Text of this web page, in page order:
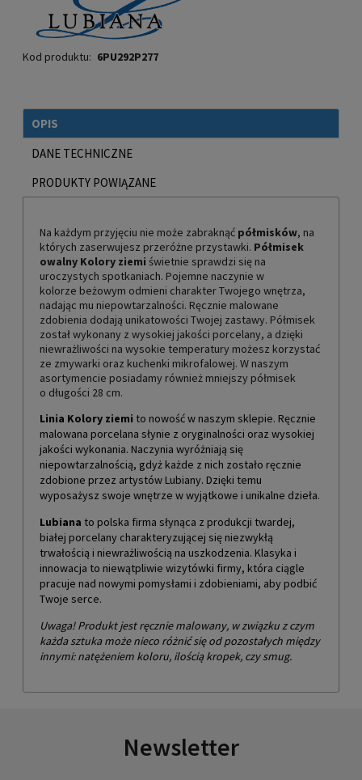
Kod produktu: 6PU292P277
OPIS
DANE TECHNICZNE
PRODUKTY POWIĄZANE
Na każdym przyjęciu nie może zabraknąć półmisków, na
których zaserwujesz przeróżne przystawki. Półmisek
owalny Kolory ziemi świetnie sprawdzi się na
uroczystych spotkaniach. Pojemne naczynie w
kolorze beżowym odmieni charakter Twojego wnętrza,
nadając mu niepowtarzalności. Ręcznie malowane
zdobienia dodają unikatowości Twojej zastawy. Półmisek
został wykonany z wysokiej jakości porcelany, a dzięki
niewrażliwości na wysokie temperatury możesz korzystać
ze zmywarki oraz kuchenki mikrofalowej. W naszym
asortymencie posiadamy również mniejszy półmisek
o długości 28 cm.
Linia Kolory ziemi to nowość w naszym sklepie. Ręcznie
malowana porcelana słynie z oryginalności oraz wysokiej
jakości wykonania. Naczynia wyróżniają się
niepowtarzalnością, gdyż każde z nich zostało ręcznie
zdobione przez artystów Lubiany. Dzięki temu
wyposażysz swoje wnętrze w wyjątkowe i unikalne dzieła.
Lubiana to polska firma słynąca z produkcji twardej,
białej porcelany charakteryzującej się niezwykłą
trwałością i niewrażliwością na uszkodzenia. Klasyka i
innowacja to niewątpliwie wizytówki firmy, która ciągle
pracuje nad nowymi pomysłami i zdobieniami, aby podbić
Twoje serce.
Uwaga! Produkt jest ręcznie malowany, w związku z czym
każda sztuka może nieco różnić się od pozostałych między
innymi: natężeniem koloru, ilością kropek, czy smug.
Newsletter